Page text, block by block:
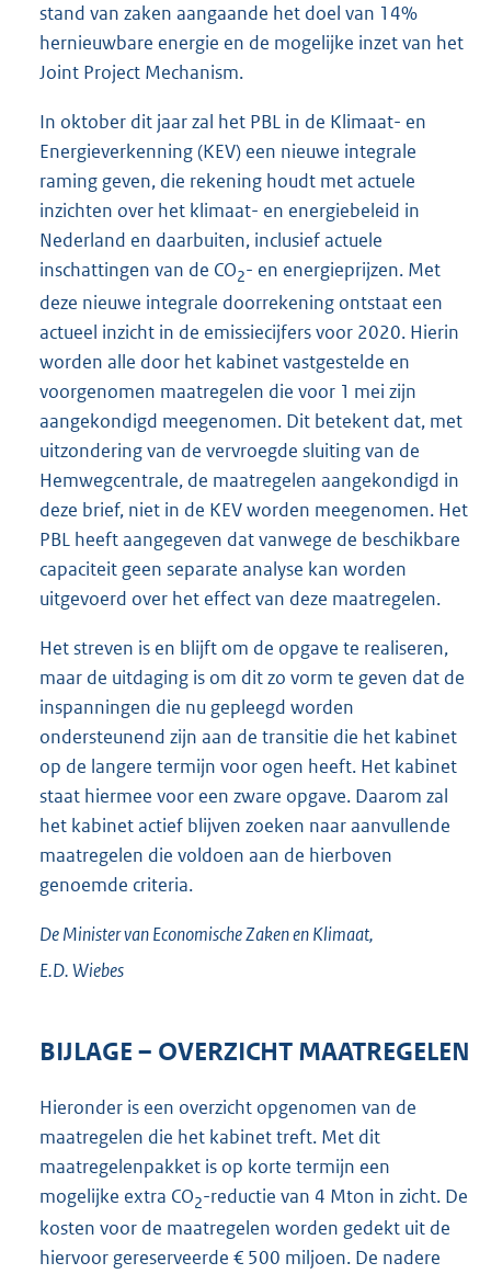
stand van zaken aangaande het doel van 14%
hernieuwbare energie en de mogelijke inzet van het
Joint Project Mechanism.
In oktober dit jaar zal het PBL in de Klimaat- en
Energieverkenning (KEV) een nieuwe integrale
raming geven, die rekening houdt met actuele
inzichten over het klimaat- en energiebeleid in
Nederland en daarbuiten, inclusief actuele
inschattingen van de CO2- en energieprijzen. Met
deze nieuwe integrale doorrekening ontstaat een
actueel inzicht in de emissiecijfers voor 2020. Hierin
worden alle door het kabinet vastgestelde en
voorgenomen maatregelen die voor 1 mei zijn
aangekondigd meegenomen. Dit betekent dat, met
uitzondering van de vervroegde sluiting van de
Hemwegcentrale, de maatregelen aangekondigd in
deze brief, niet in de KEV worden meegenomen. Het
PBL heeft aangegeven dat vanwege de beschikbare
capaciteit geen separate analyse kan worden
uitgevoerd over het effect van deze maatregelen.
Het streven is en blijft om de opgave te realiseren,
maar de uitdaging is om dit zo vorm te geven dat de
inspanningen die nu gepleegd worden
ondersteunend zijn aan de transitie die het kabinet
op de langere termijn voor ogen heeft. Het kabinet
staat hiermee voor een zware opgave. Daarom zal
het kabinet actief blijven zoeken naar aanvullende
maatregelen die voldoen aan de hierboven
genoemde criteria.
De Minister van Economische Zaken en Klimaat,
E.D.Wiebes
BIJLAGE – OVERZICHT MAATREGELEN
Hieronder is een overzicht opgenomen van de
maatregelen die het kabinet treft. Met dit
maatregelenpakket is op korte termijn een
mogelijke extra CO2-reductie van 4 Mton in zicht. De
kosten voor de maatregelen worden gedekt uit de
hiervoor gereserveerde € 500 miljoen. De nadere